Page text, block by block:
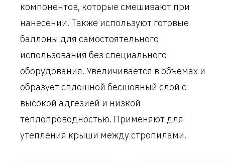
компонентов, которые смешивают при
нанесении. Также используют готовые
баллоны для самостоятельного
использования без специального
оборудования. Увеличивается в объемах и
образует сплошной бесшовный слой с
высокой адгезией и низкой
теплопроводностью. Применяют для
утепления крыши между стропилами.